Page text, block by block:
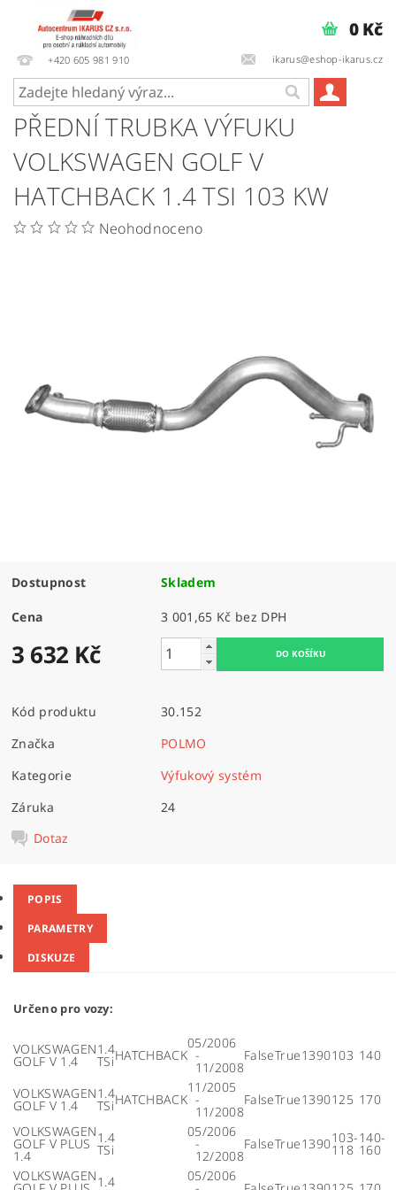
+420 605 981 910 ikarus@eshop-ikarus.cz
0 Kč
PŘEDNÍ TRUBKA VÝFUKU
VOLKSWAGEN GOLF V
HATCHBACK 1.4 TSI 103 KW
Neohodnoceno
Dostupnost Skladem
Cena 3 001,65 Kč bez DPH
3 632 Kč
Kód produktu
30.152
Značka
POLMO
Kategorie
Výfukový systém
Záruka
24
Dotaz
POPIS
PARAMETRY
DISKUZE
Určeno pro vozy:
VOLKSWAGEN
GOLF V 1.4
1.4
TSiHATCHBACK
05/2006
-
11/2008
FalseTrue1390103 140
VOLKSWAGEN
GOLF V 1.4
1.4
TSiHATCHBACK
11/2005
-
11/2008
FalseTrue1390125 170
VOLKSWAGEN
GOLF V PLUS
1.4
1.4
TSi
05/2006
-
12/2008
FalseTrue1390103-
118
140-
160
VOLKSWAGEN1.4 05/2006